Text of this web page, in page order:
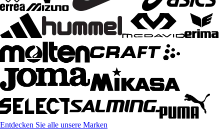
Entdecken Sie alle unsere Marken